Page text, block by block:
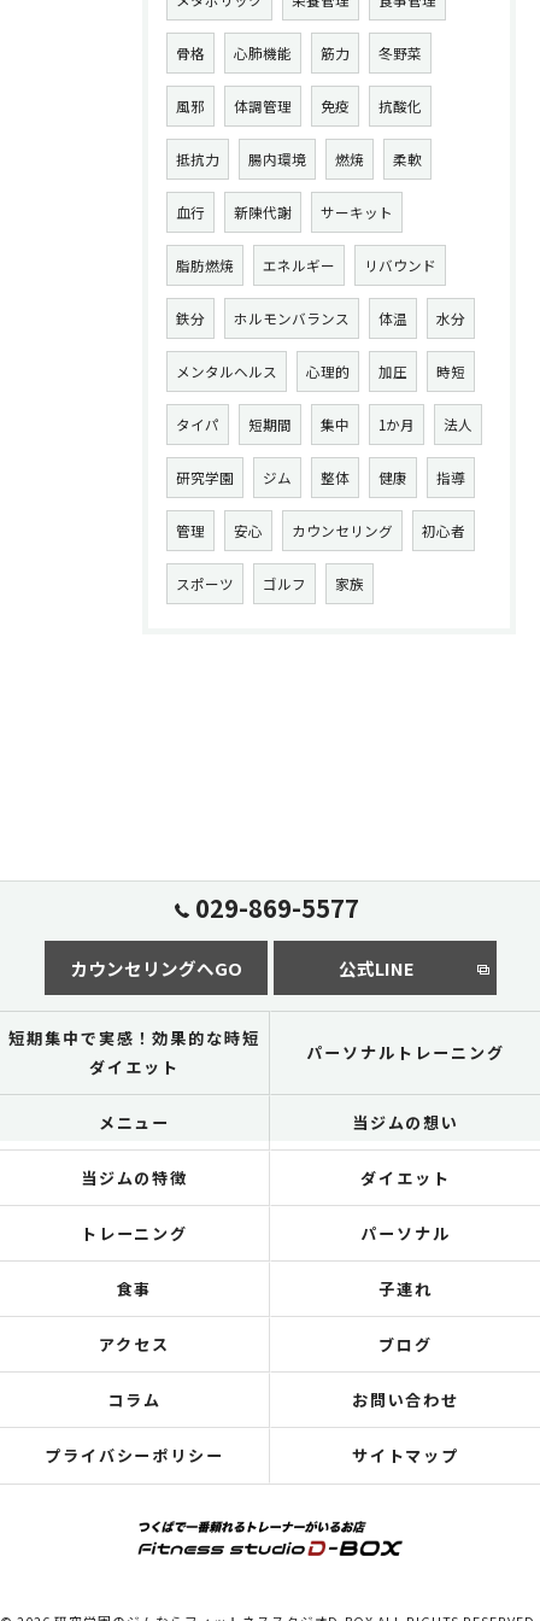
骨格 心肺機能 筋力 冬野菜
風邪 体調管理 免疫 抗酸化
抵抗力 腸内環境 燃焼 柔軟
血行 新陳代謝 サーキット
脂肪燃焼 エネルギー リバウンド
鉄分 ホルモンバランス 体温 水分
メンタルヘルス 心理的 加圧 時短
タイパ 短期間 集中 1か月 法人
研究学園 ジム 整体 健康 指導
管理 安心 カウンセリング 初心者
スポーツ ゴルフ 家族
029-869-5577
カウンセリングへGO 公式LINE
短期集中で実感！効果的な時短
ダイエット
パーソナルトレーニング
メニュー 当ジムの想い
当ジムの特徴 ダイエット
トレーニング パーソナル
食事 子連れ
アクセス ブログ
コラム お問い合わせ
プライバシーポリシー サイトマップ